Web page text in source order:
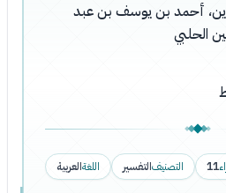
أحمد بن يوسف بن عبد
الحلبي
11 التصنيفالتفسير اللغةالعربية